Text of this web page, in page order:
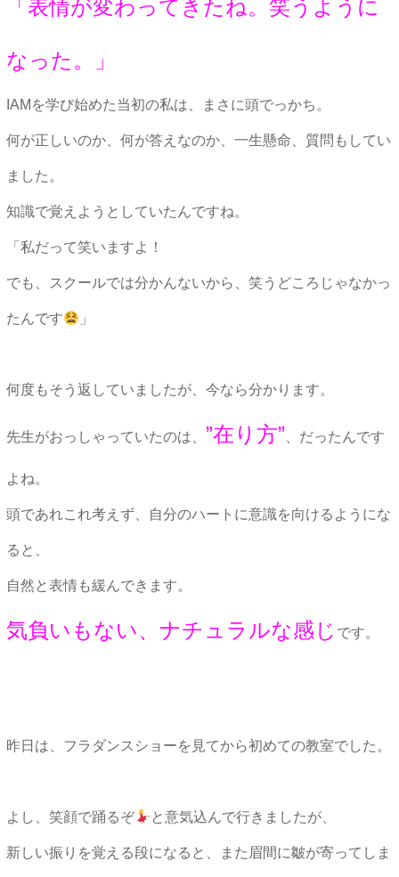
「表情が変わってきたね。笑うように
なった。」
IAMを学び始めた当初の私は、まさに頭でっかち。
何が正しいのか、何が答えなのか、一生懸命、質問もしてい
ました。
知識で覚えようとしていたんですね。
「私だって笑いますよ！
でも、スクールでは分かんないから、笑うどころじゃなかっ
たんです 」
何度もそう返していましたが、今なら分かります。
先生がおっしゃっていたのは、 ”在り方” 、だったんです
よね。
頭であれこれ考えず、自分のハートに意識を向けるようにな
ると、
自然と表情も緩んできます。
気負いもない、ナチュラルな感じ です。
昨日は、フラダンスショーを見てから初めての教室でした。
よし、笑顔で踊るぞ と意気込んで行きましたが、
新しい振りを覚える段になると、また眉間に皺が寄ってしま